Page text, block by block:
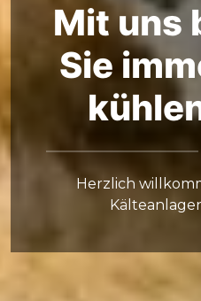
Mit uns
Sie
Herzlich